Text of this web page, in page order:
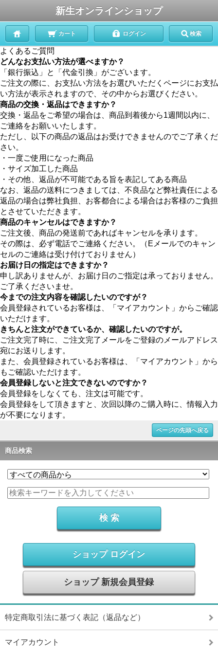
新生オンラインショップ
カート ログイン 検索
よくあるご質問
どんなお支払い方法が選べますか？
「銀行振込」と「代金引換」がございます。
ご注文の際に、お支払い方法をお選びいただくページにお支払
い方法が表示されますので、その中からお選びください。
商品の交換・返品はできますか？
交換・返品をご希望の場合は、商品到着後から1週間以内に、
ご連絡をお願いいたします。
ただし、以下の商品の返品はお受けできませんのでご了承くだ
さい。
・一度ご使用になった商品
・サイズ加工した商品
・その他、返品が不可能である旨を表記してある商品
なお、返品の送料につきましては、不良品など弊社責任による
返品の場合は弊社負担、お客都合による場合はお客様のご負担
とさせていただきます。
商品のキャンセルはできますか？
ご注文後、商品の発送前であればキャンセルを承ります。
その際は、必ず電話でご連絡ください。（Eメールでのキャン
セルのご連絡は受け付けておりません）
お届け日の指定はできますか？
申し訳ありませんが、お届け日のご指定は承っておりません。
ご了承くださいませ。
今までの注文内容を確認したいのですが？
会員登録されているお客様は、「マイアカウント」からご確認
いただけます。
きちんと注文ができているか、確認したいのですが。
ご注文完了時に、ご注文完了メールをご登録のメールアドレス
宛にお送りします。
また、会員登録されているお客様は、「マイアカウント」から
もご確認いただけます。
会員登録しないと注文できないのですか？
会員登録をしなくても、注文は可能です。
会員登録をして頂きますと、次回以降のご購入時に、情報入力
が不要になります。
ページの先頭へ戻る
商品検索
ショップ ログイン
ショップ 新規会員登録
特定商取引法に基づく表記（返品など）
マイアカウント